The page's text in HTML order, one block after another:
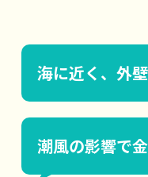
海に近く、外
潮風の影響で